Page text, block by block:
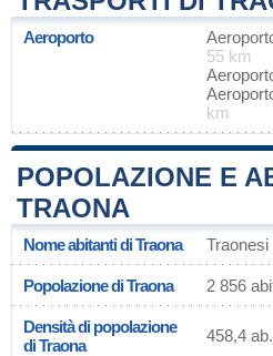
Aeroporto
55 km
km
POPOLAZIONE E
TRAONA
Nome abitanti di Traona Traonesi
Popolazione di Traona 2 856
Densità di popolazione
di Traona
458,4